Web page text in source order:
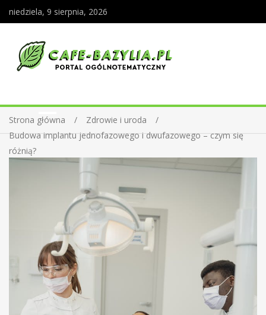
niedziela, 9 sierpnia, 2026
Strona główna
Zdrowie i uroda
Budowa implantu jednofazowego i dwufazowego – czym się
różnią?